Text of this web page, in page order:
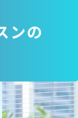
ンの